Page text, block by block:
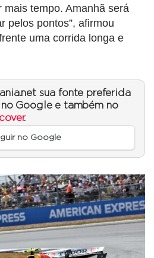
tempo. Amanhã será
pelos pontos”, afirmou
uma corrida longa e
sua fonte preferida
Google e também no
.
no Google